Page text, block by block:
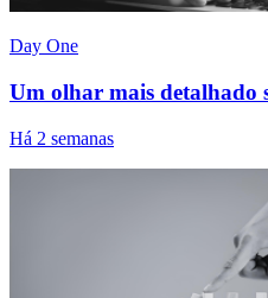
Day One
Um olhar mais detalhado
Há 2 semanas